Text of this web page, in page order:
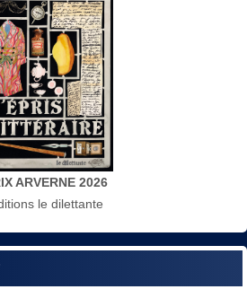
ARVERNE 2026
le dilettante